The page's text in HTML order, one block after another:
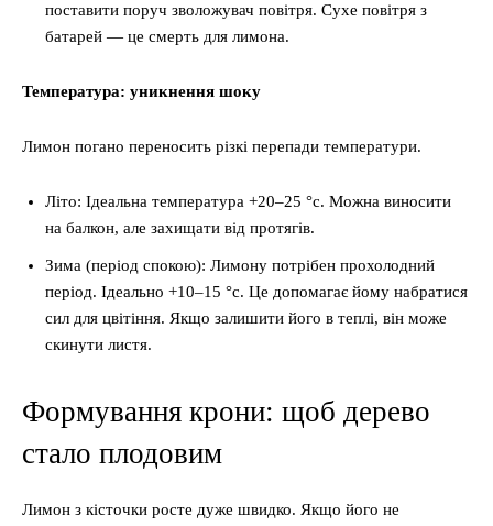
поставити поруч зволожувач повітря. Сухе повітря з
батарей — це смерть для лимона.
Температура: уникнення шоку
Лимон погано переносить різкі перепади температури.
Літо: Ідеальна температура +20–25 °c. Можна виносити
на балкон, але захищати від протягів.
Зима (період спокою): Лимону потрібен прохолодний
період. Ідеально +10–15 °c. Це допомагає йому набратися
сил для цвітіння. Якщо залишити його в теплі, він може
скинути листя.
Формування крони: щоб дерево
стало плодовим
Лимон з кісточки росте дуже швидко. Якщо його не